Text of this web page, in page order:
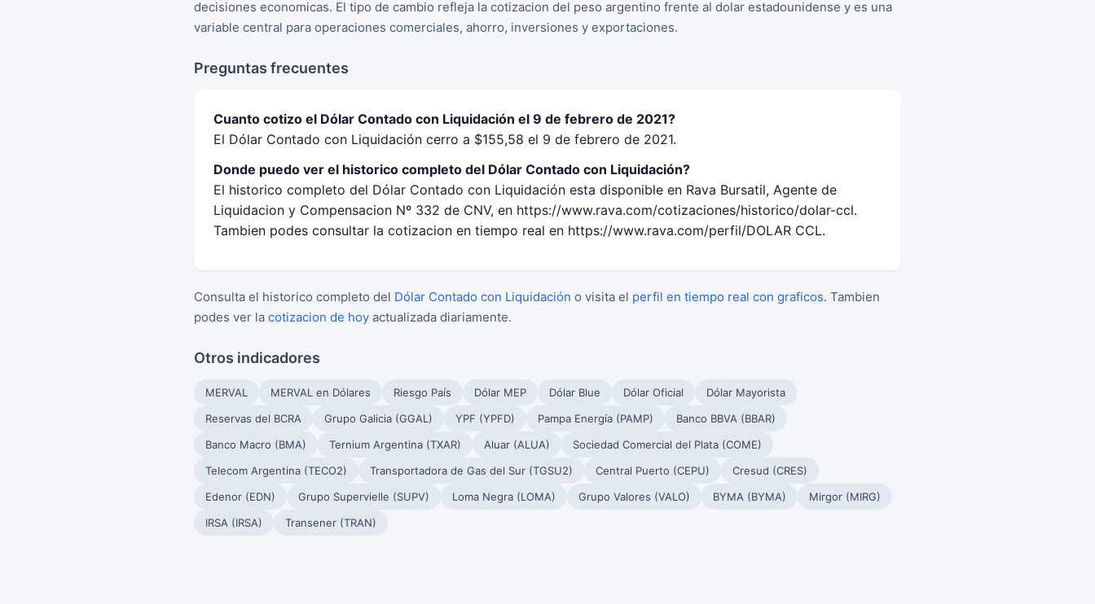
decisiones economicas. El tipo de cambio refleja la cotizacion del peso argentino frente al dolar estadounidense y es una
variable central para operaciones comerciales, ahorro, inversiones y exportaciones.
Preguntas frecuentes
Cuanto cotizo el Dólar Contado con Liquidación el 9 de febrero de 2021?
El Dólar Contado con Liquidación cerro a $155,58 el 9 de febrero de 2021.
Donde puedo ver el historico completo del Dólar Contado con Liquidación?
El historico completo del Dólar Contado con Liquidación esta disponible en Rava Bursatil, Agente de
Liquidacion y Compensacion Nº 332 de CNV, en https://www.rava.com/cotizaciones/historico/dolar-ccl.
Tambien podes consultar la cotizacion en tiempo real en https://www.rava.com/perfil/DOLAR CCL.
Consulta el historico completo del Dólar Contado con Liquidación o visita el perfil en tiempo real con graficos. Tambien
podes ver la cotizacion de hoy actualizada diariamente.
Otros indicadores
MERVAL MERVAL en Dólares Riesgo País Dólar MEP Dólar Blue Dólar Oficial
Dólar Mayorista
Reservas del BCRA
Grupo Galicia (GGAL) YPF (YPFD) Pampa Energía (PAMP)
Banco BBVA (BBAR)
Banco Macro (BMA)
Ternium Argentina (TXAR) Aluar (ALUA)
Sociedad Comercial del Plata (COME)
Telecom Argentina (TECO2)
Transportadora de Gas del Sur (TGSU2) Central Puerto (CEPU)
Cresud (CRES)
Edenor (EDN)
Grupo Supervielle (SUPV) Loma Negra (LOMA) Grupo Valores (VALO) BYMA (BYMA)
Mirgor (MIRG)
IRSA (IRSA)
Transener (TRAN)